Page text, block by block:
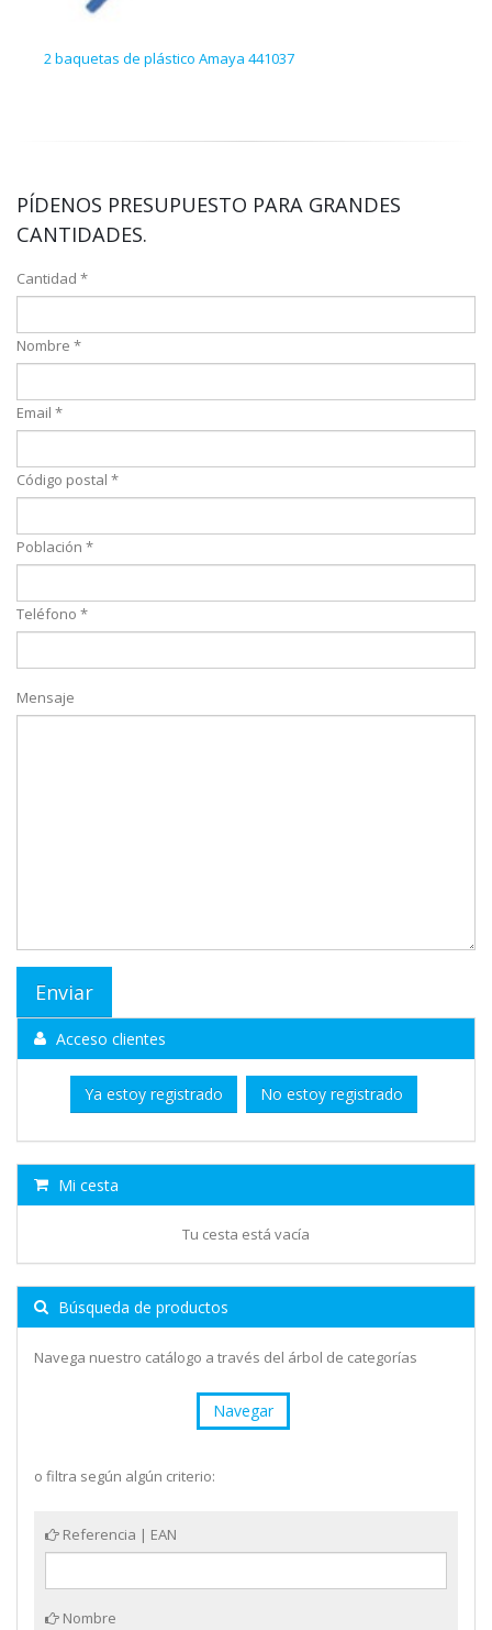
2 baquetas de plástico Amaya 441037
PÍDENOS PRESUPUESTO PARA GRANDES
CANTIDADES.
Cantidad *
Nombre *
Email *
Código postal *
Población *
Teléfono *
Mensaje
Acceso clientes
Ya estoy registrado No estoy registrado
Mi cesta
Tu cesta está vacía
Búsqueda de productos
Navega nuestro catálogo a través del árbol de categorías
Navegar
o filtra según algún criterio:
Referencia | EAN
Nombre